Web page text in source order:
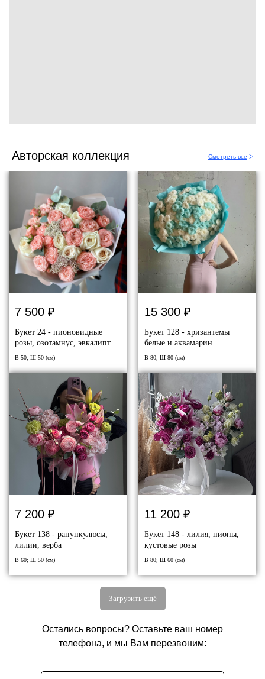
Авторская коллекция Смотреть все ᐳ
7 500 ₽
Букет 24 - пионовидные
розы, озотамнус, эвкалипт
В 50; Ш 50 (см)
15 300 ₽
Букет 128 - хризантемы
белые и аквамарин
В 80; Ш 80 (см)
7 200 ₽
Букет 138 - ранункулюсы,
лилии, верба
В 60; Ш 50 (см)
11 200 ₽
Букет 148 - лилия, пионы,
кустовые розы
В 80; Ш 60 (см)
Загрузить ещё
Остались вопросы? Оставьте ваш номер
телефона, и мы Вам перезвоним: